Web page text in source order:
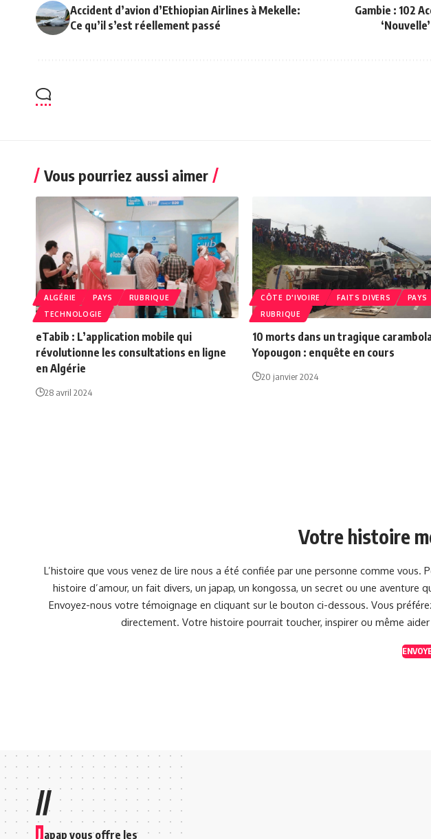
Accident d’avion d’Ethiopian Airlines à Mekelle:
Ce qu’il s’est réellement passé
Gambie : 102
Vous pourriez aussi aimer
ALGÉRIE PAYS
RUBRIQUE
TECHNOLOGIE
eTabib : L’application mobile qui
révolutionne les consultations en ligne
en Algérie
28 avril 2024
CÔTE D'IVOIRE FAITS DIVERS
PAYS
RUBRIQUE
10 morts dans un tragique
Yopougon : enquête en cours
20 janvier 2024
Votre histoire
L’histoire que vous venez de lire nous a été confiée par une personne comme
histoire d’amour, un fait divers, un japap, un kongossa, un secret ou une
Envoyez-nous votre témoignage en cliquant sur le bouton ci-dessous. Vous
directement. Votre histoire pourrait toucher, inspirer ou même
//
J apap vous offre les